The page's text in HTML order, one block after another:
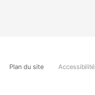
Plan du site Accessibilité